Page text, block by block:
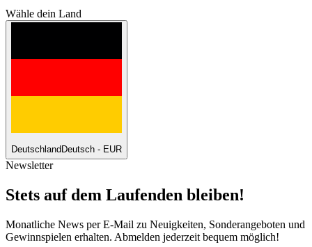
Wähle dein Land
Deutschland Deutsch - EUR
Newsletter
Stets auf dem Laufenden bleiben!
Monatliche News per E-Mail zu Neuigkeiten, Sonderangeboten und
Gewinnspielen erhalten. Abmelden jederzeit bequem möglich!